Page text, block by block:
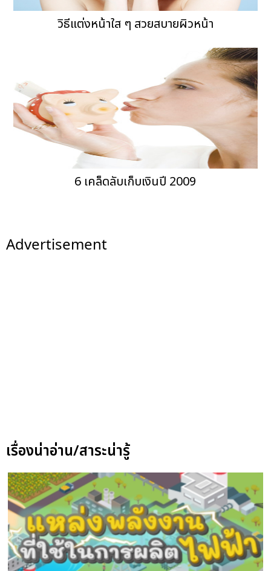
วิธีแต่งหน้าใส ๆ สวยสบายผิวหน้า
6 เคล็ดลับเก็บเงินปี 2009
Advertisement
เรื่องน่าอ่าน/สาระน่ารู้